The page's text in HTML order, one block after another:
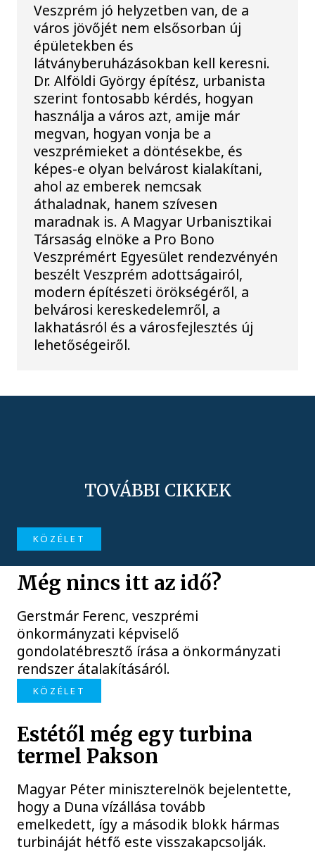
Veszprém jó helyzetben van, de a
város jövőjét nem elsősorban új
épületekben és
látványberuházásokban kell keresni.
Dr. Alföldi György építész, urbanista
szerint fontosabb kérdés, hogyan
használja a város azt, amije már
megvan, hogyan vonja be a
veszprémieket a döntésekbe, és
képes-e olyan belvárost kialakítani,
ahol az emberek nemcsak
áthaladnak, hanem szívesen
maradnak is. A Magyar Urbanisztikai
Társaság elnöke a Pro Bono
Veszprémért Egyesület rendezvényén
beszélt Veszprém adottságairól,
modern építészeti örökségéről, a
belvárosi kereskedelemről, a
lakhatásról és a városfejlesztés új
lehetőségeiről.
TOVÁBBI CIKKEK
KÖZÉLET
Még nincs itt az idő?
Gerstmár Ferenc, veszprémi
önkormányzati képviselő
gondolatébresztő írása a önkormányzati
rendszer átalakításáról.
KÖZÉLET
Estétől még egy turbina
termel Pakson
Magyar Péter miniszterelnök bejelentette,
hogy a Duna vízállása tovább
emelkedett, így a második blokk hármas
turbináját hétfő este visszakapcsolják.